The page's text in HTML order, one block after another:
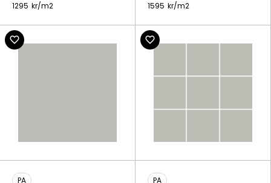
1295 kr/m2 1595 kr/m2
PA PA